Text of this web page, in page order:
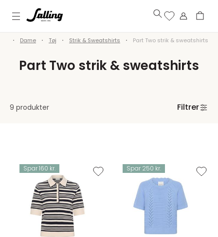
Dame Tøj Strik & Sweatshirts Part Two strik & sweatshirts
Part Two strik & sweatshirts
9 produkter Filtrer
Spar 160 kr. Spar 250 kr.